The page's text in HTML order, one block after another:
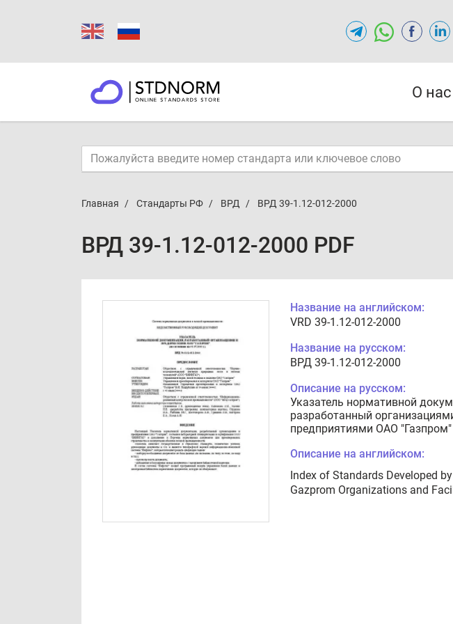
О нас
Главная Стандарты РФ ВРД ВРД 39-1.12-012-2000
ВРД 39-1.12-012-2000 PDF
Название на английском:
VRD 39-1.12-012-2000
Название на русском:
ВРД 39-1.12-012-2000
Описание на русском:
Указатель нормативной
разработанный
предприятиями ОАО "Газпром"
Описание на английском:
Index of Standards Developed
Gazprom Organizations and